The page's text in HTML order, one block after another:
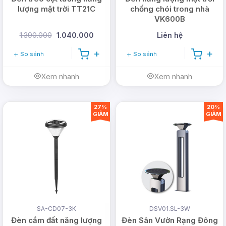
lượng mặt trời TT21C
1.390.000 1.040.000
So sánh
Xem nhanh
chống chói trong nhà
VK600B
Liên hệ
So sánh
Xem nhanh
SA-CD07-3K
Đèn cắm đất năng lượng
27%
GIẢM
DSV01.SL-3W
Đèn Sân Vườn Rạng Đông
20%
GIẢM